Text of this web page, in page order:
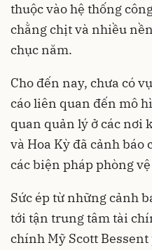
thuộc vào hệ thống
chằng chịt và nhiều
chục năm.
Cho đến nay, chưa có
cáo liên quan đến mô
quan quản lý ở các nơi
và Hoa Kỳ đã cảnh báo
các biện pháp phòng
Sức ép từ những cảnh
tới tận trung tâm tài
chính Mỹ Scott